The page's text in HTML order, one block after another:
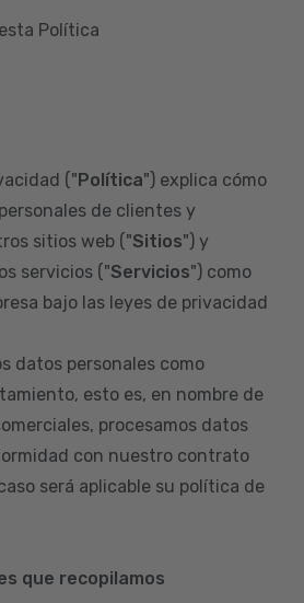
Política
("Política") explica cómo
de clientes y
sitios web ("Sitios") y
servicios ("Servicios") como
bajo las leyes de privacidad
datos personales como
esto es, en nombre de
procesamos datos
con nuestro contrato
será aplicable su política de
que recopilamos